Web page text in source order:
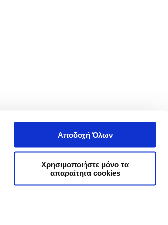
Αποδοχή Όλων
Χρησιμοποιήστε μόνο τα
απαραίτητα cookies